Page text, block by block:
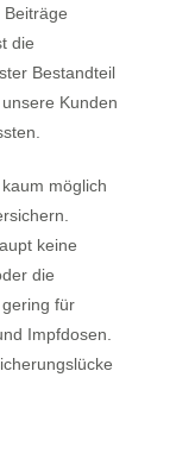
die
Bestandteil
Kunden
möglich
keine
die
für
Impfdosen.